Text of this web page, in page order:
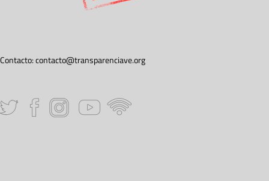
Contacto:contacto@transparenciave.org